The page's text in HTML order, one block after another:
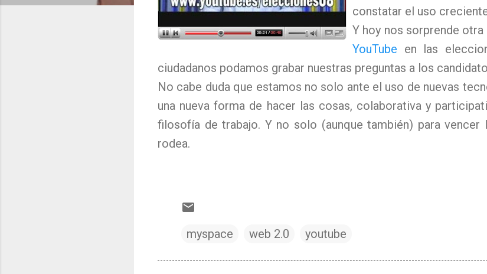
constatar el uso
Y hoy nos sorprende otra
YouTube en las
ciudadanos podamos grabar nuestras preguntas a los
No cabe duda que estamos no solo ante el uso de nuevas
una nueva forma de hacer las cosas, colaborativa y
filosofía de trabajo. Y no solo (aunque también) para vencer
rodea.
myspace web 2.0 youtube